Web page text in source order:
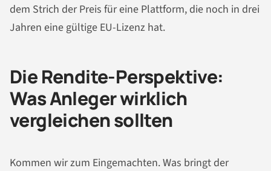
dem Strich der Preis für eine Plattform, die noch in drei
Jahren eine gültige EU-Lizenz hat.
Die Rendite-Perspektive:
Was Anleger wirklich
vergleichen sollten
Kommen wir zum Eingemachten. Was bringt der